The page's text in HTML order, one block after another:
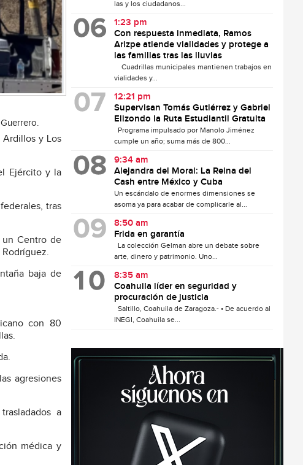
y Los
Ejército y la
tras
Centro de
baja de
con 80
agresiones
a
médica y
las y los ciudadanos...
1:23 pm
Con respuesta inmediata, Ramos
Arizpe atiende vialidades y protege a
las familias tras las lluvias
Cuadrillas municipales mantienen trabajos en
vialidades y...
12:21 pm
Supervisan Tomás Gutiérrez y Gabriel
Elizondo la Ruta Estudiantil Gratuita
Programa impulsado por Manolo Jiménez
cumple un año; suma más de 800...
9:34 am
Alejandra del Moral: La Reina del
Cash entre México y Cuba
Un escándalo de enormes dimensiones se
asoma ya para acabar de complicarle al...
8:50 am
Frida en garantía
La colección Gelman abre un debate sobre
arte, dinero y patrimonio. Uno...
8:35 am
Coahuila líder en seguridad y
procuración de justicia
Saltillo, Coahuila de Zaragoza.- • De acuerdo al
INEGI, Coahuila se...